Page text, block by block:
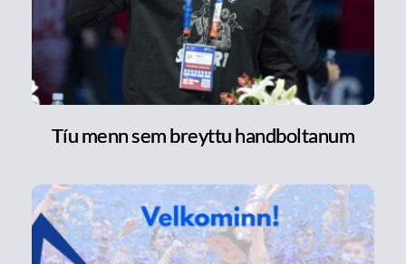
Tíu menn sem breyttu handboltanum